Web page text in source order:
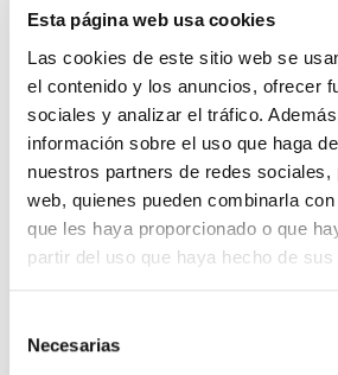
Esta página web usa cookies
Las cookies de este sitio web se
el contenido y los anuncios, ofrecer
sociales y analizar el tráfico.
información sobre el uso que haga
nuestros partners de redes sociales,
web, quienes pueden combinarla
que les haya proporcionado o que
partir del uso que haya hecho de
Necesarias
ROLLO IMAGINE JOB 10W
50M 230V
702980